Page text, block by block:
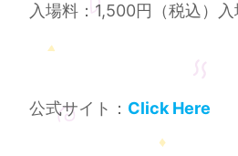
入場料：1,500円（税込）入
公式サイト： Click Here